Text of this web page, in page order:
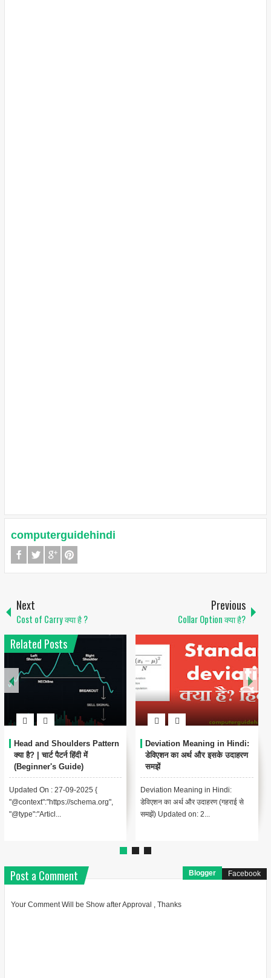
computerguidehindi
Next
Cost of Carry क्या है ?
Previous
Collar Option क्या है?
Related Posts
Margin Trading क्या है? हिंदी में
मार्जिन ट्रेडिंग: एक व्यापक गाइड [Margin
Trading: A Comprehensive Guide,
In Hindi]परिभाषा (Definitio...
Accounting में Equity क्या है?
लेखांकन में इक्विटी क्या है? हिंदी में [What
is Equity in Accounting? In
Hindi]लेखांकन में, इक्विटी ...
Post a Comment Blogger Facebook
Your Comment Will be Show after Approval , Thanks